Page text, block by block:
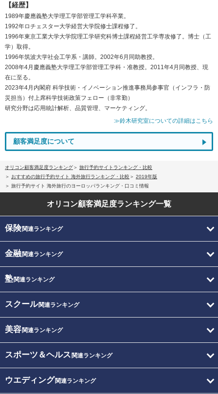
【経歴】
1989年慶應義塾大学理工学部管理工学科卒業。
1992年ロチェスター大学経営大学院修士課程修了。
1996年東京工業大学大学院理工学研究科博士課程経営工学専攻修了。博士（工
学）取得。
1996年筑波大学社会工学系・講師。2002年6月同助教授。
2008年4月慶應義塾大学理工学部管理工学科・准教授。2011年4月同教授、現
在に至る。
2023年4月内閣府 科学技術・イノベーション推進事務局参事官（インフラ・防
災担当）付上席科学技術政策フェロー（非常勤）
研究分野は応用統計解析、品質管理、マーケティング。
≫鈴木研究室についての詳細はこちら
顧客満足度について
オリコン顧客満足度ランキング
旅行予約サイトランキング・比較
おすすめの旅行予約サイト 海外旅行ランキング・比較
2019年版
旅行予約サイト 海外旅行のヨーロッパランキング・口コミ情報
オリコン顧客満足度ランキング一覧
保険関連ランキング
金融関連ランキング
塾関連ランキング
スクール関連ランキング
美容関連ランキング
スポーツ＆ヘルス 関連ランキング
ウエディング関連ランキング